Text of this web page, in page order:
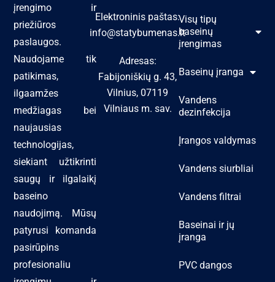
įrengimo ir
priežiūros
paslaugos.
Naudojame tik
patikimas,
ilgaamžes
medžiagas bei
naujausias
technologijas,
siekiant užtikrinti
saugų ir ilgalaikį
baseino
naudojimą. Mūsų
patyrusi komanda
pasirūpins
profesionaliu
Elektroninis paštas:
info@statybumenas.lt
Adresas:
Fabijoniškių g. 43,
Vilnius, 07119
Vilniaus m. sav.
Visų tipų
baseinų
įrengimas
Baseinų įranga
Vandens
dezinfekcija
Įrangos valdymas
Vandens siurbliai
Vandens filtrai
Baseinai ir jų
įranga
PVC dangos